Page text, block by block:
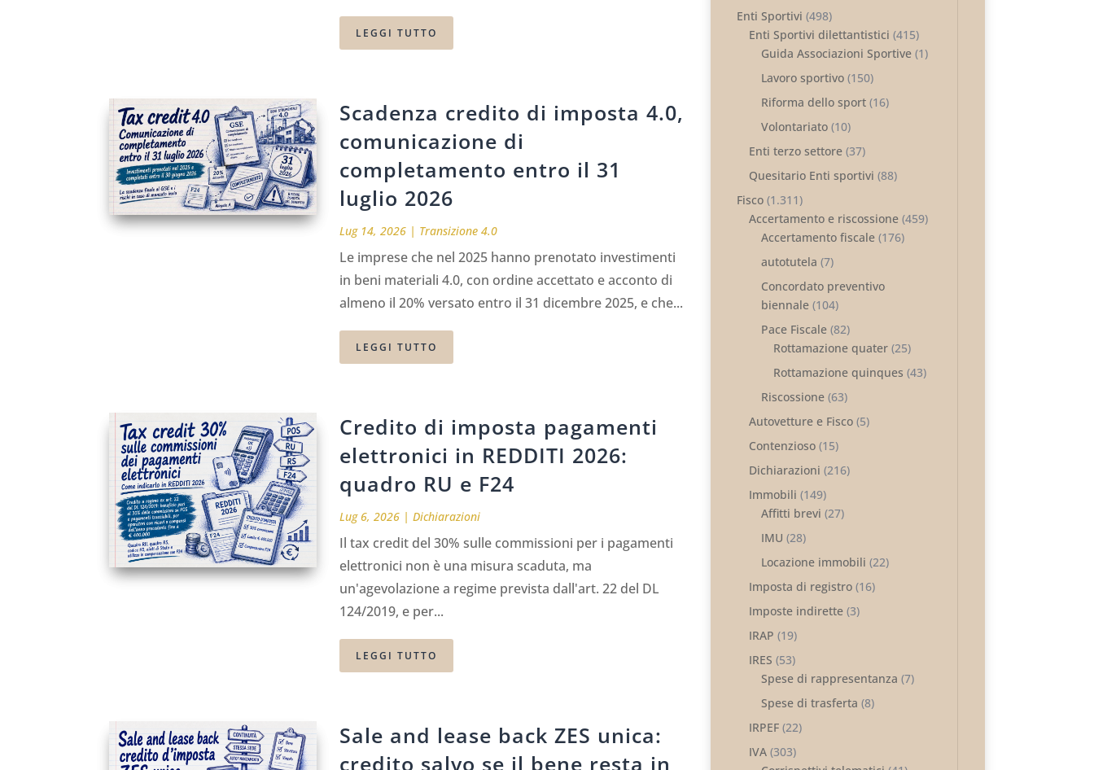
LEGGI TUTTO
Scadenza credito di imposta 4.0,
comunicazione di
completamento entro il 31
luglio 2026
Lug 14, 2026| Transizione 4.0
Le imprese che nel 2025 hanno prenotato investimenti
in beni materiali 4.0, con ordine accettato e acconto di
almeno il 20% versato entro il 31 dicembre 2025, e che...
LEGGI TUTTO
Credito di imposta pagamenti
elettronici in REDDITI 2026:
quadro RU e F24
Lug 6, 2026| Dichiarazioni
Il tax credit del 30% sulle commissioni per i pagamenti
elettronici non è una misura scaduta, ma
un'agevolazione a regime prevista dall'art. 22 del DL
124/2019, e per...
LEGGI TUTTO
Sale and lease back ZES unica:
credito salvo se il bene resta in
Enti Sportivi (498)
Enti Sportivi dilettantistici (415)
Guida Associazioni Sportive(1)
Lavoro sportivo(150)
Riforma dello sport(16)
Volontariato(10)
Enti terzo settore(37)
Quesitario Enti sportivi (88)
Fisco(1.311)
Accertamento e riscossione(459)
Accertamento fiscale(176)
autotutela (7)
Concordato preventivo
biennale(104)
Pace Fiscale(82)
Rottamazione quater(25)
Rottamazione quinques (43)
Riscossione(63)
Autovetture e Fisco(5)
Contenzioso(15)
Dichiarazioni (216)
Immobili (149)
Affitti brevi (27)
IMU (28)
Locazione immobili (22)
Imposta di registro(16)
Imposte indirette(3)
IRAP (19)
IRES (53)
Spese di rappresentanza (7)
Spese di trasferta (8)
IRPEF(22)
IVA(303)